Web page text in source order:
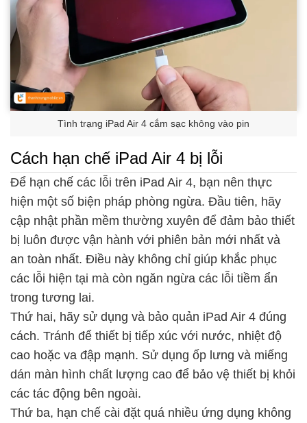
Tình trạng iPad Air 4 cắm sạc không vào pin
Cách hạn chế iPad Air 4 bị lỗi
Để hạn chế các lỗi trên iPad Air 4, bạn nên thực
hiện một số biện pháp phòng ngừa. Đầu tiên, hãy
cập nhật phần mềm thường xuyên để đảm bảo thiết
bị luôn được vận hành với phiên bản mới nhất và
an toàn nhất. Điều này không chỉ giúp khắc phục
các lỗi hiện tại mà còn ngăn ngừa các lỗi tiềm ẩn
trong tương lai.
Thứ hai, hãy sử dụng và bảo quản iPad Air 4 đúng
cách. Tránh để thiết bị tiếp xúc với nước, nhiệt độ
cao hoặc va đập mạnh. Sử dụng ốp lưng và miếng
dán màn hình chất lượng cao để bảo vệ thiết bị khỏi
các tác động bên ngoài.
Thứ ba, hạn chế cài đặt quá nhiều ứng dụng không